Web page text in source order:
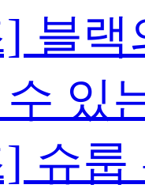
블랙
있
슈룹